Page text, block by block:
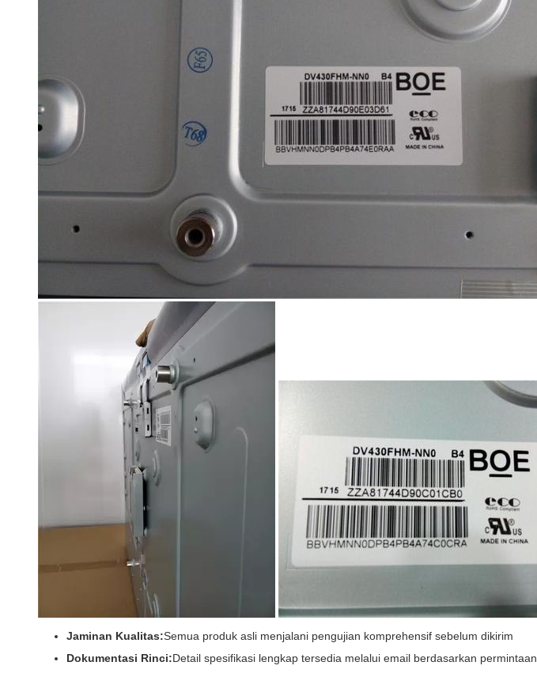
Jaminan Kualitas:Semua produk asli menjalani pengujian komprehensif sebelum dikirim
Dokumentasi Rinci:Detail spesifikasi lengkap tersedia melalui email berdasarkan permintaan